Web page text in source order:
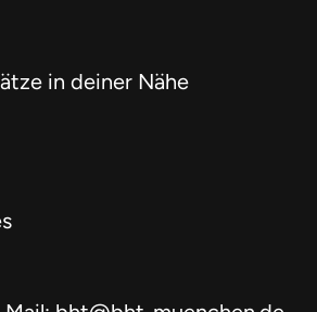
in deiner Nähe